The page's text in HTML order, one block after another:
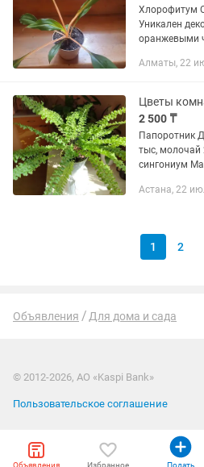
Хлорофитум
Уникален
оранжевыми
Алматы, 22
Цветы
2 500 ₸
Папоротник
тыс, молочай
сингониум
хлорофитум
Астана, 22
1 2
Объявления Для дома и сада
© 2012-2026, АО «Kaspi Bank»
Пользовательское соглашение
Объявления Избранное Подать